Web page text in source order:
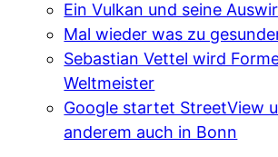
Ein Vulkan und seine
Mal wieder was zu
Sebastian Vettel wird
Weltmeister
Google startet StreetView
anderem auch in Bonn